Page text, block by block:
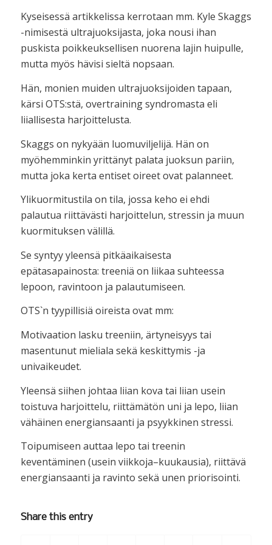
Kyseisessä artikkelissa kerrotaan mm. Kyle Skaggs
-nimisestä ultrajuoksijasta, joka nousi ihan
puskista poikkeuksellisen nuorena lajin huipulle,
mutta myös hävisi sieltä nopsaan.
Hän, monien muiden ultrajuoksijoiden tapaan,
kärsi OTS:stä, overtraining syndromasta eli
liiallisesta harjoittelusta.
Skaggs on nykyään luomuviljelijä. Hän on
myöhemminkin yrittänyt palata juoksun pariin,
mutta joka kerta entiset oireet ovat palanneet.
Ylikuormitustila on tila, jossa keho ei ehdi
palautua riittävästi harjoittelun, stressin ja muun
kuormituksen välillä.
Se syntyy yleensä pitkäaikaisesta
epätasapainosta: treeniä on liikaa suhteessa
lepoon, ravintoon ja palautumiseen.
OTS`n tyypillisiä oireista ovat mm:
Motivaation lasku treeniin, ärtyneisyys tai
masentunut mieliala sekä keskittymis -ja
univaikeudet.
Yleensä siihen johtaa liian kova tai liian usein
toistuva harjoittelu, riittämätön uni ja lepo, liian
vähäinen energiansaanti ja psyykkinen stressi.
Toipumiseen auttaa lepo tai treenin
keventäminen (usein viikkoja–kuukausia), riittävä
energiansaanti ja ravinto sekä unen priorisointi.
Share this entry